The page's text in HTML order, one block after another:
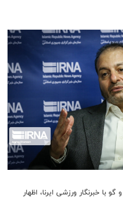
با خبرنگار ورزشی ایرنا، اظهار